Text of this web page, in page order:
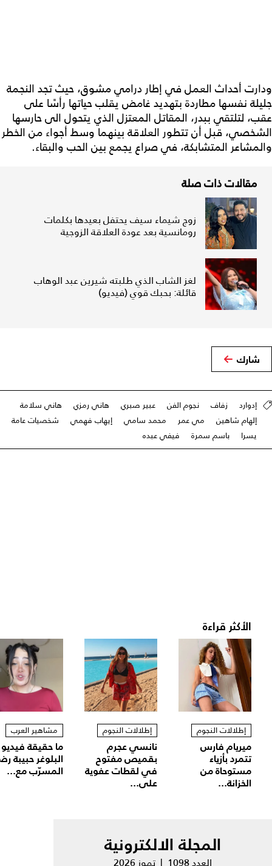
ودارت أحداث العمل في إطار درامي مشوق، حيث تجد النجمة
جليلة نفسها مطاردة بتهديد غامض يقلب حياتها رأسًا على
عقب، لتلتقي ببدر، المقاتل المعتزل الذي يتحول الى حارسها
الشخصي، قبل أن تتطور العلاقة بينهما وسط أجواء من الخطر
والمشاعر المتشابكة، في صراع يجمع بين الحب والبقاء.
مقالات ذات صلة
زوج شيماء سيف يحتفل بعيدها بكلمات
رومانسية بعد عودة العلاقة الزوجية
لغز الشاب الذي طلبته شيرين عبد الوهاب
قائلة: بحبك قوي (فيديو)
شارك
إدوارد زفاف نجوم الفن عبير صبري هاني رمزي
هاني سلامة
إلهام شاهين
مي عمر محمد سامي إيهاب فهمي
شخصيات عامة
يسرا
باسم سمرة فيفي عبده
الأكثر قراءة
إطلالات النجوم
ميريام فارس
تتمرد بأزياء
مستوحاة من
الخزانة...
إطلالات النجوم
نانسي عجرم
بقميص مفتوح
في لقطات عفوية
على...
مشاهير العرب
ما حقيقة فيديو
البلوغر حبيبة
المسرّب مع...
المجلة الالكترونية
العدد 1098 | تموز 2026